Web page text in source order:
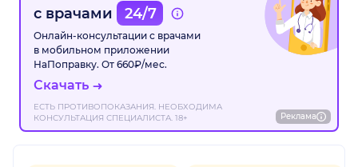
с врачами
24/7
Онлайн-консультации с врачами
в мобильном приложении
НаПоправку. От 660₽/мес.
Скачать
ЕСТЬ ПРОТИВОПОКАЗАНИЯ. НЕОБХОДИМА
КОНСУЛЬТАЦИЯ СПЕЦИАЛИСТА. 18+
Реклама